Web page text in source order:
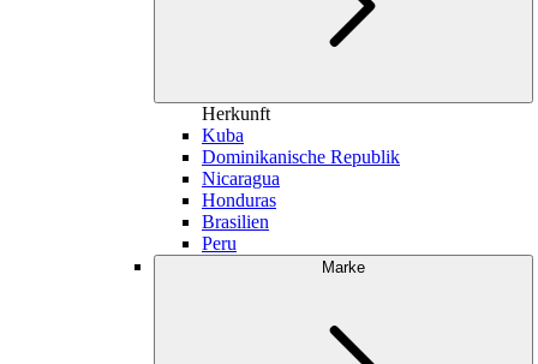
Herkunft
Kuba
Dominikanische Republik
Nicaragua
Honduras
Brasilien
Peru
Marke